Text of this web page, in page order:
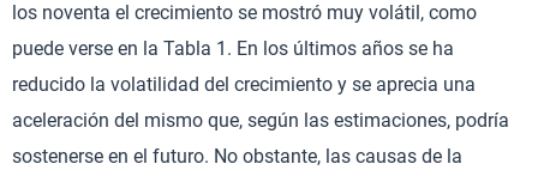
los noventa el crecimiento se mostró muy volátil, como
puede verse en la Tabla 1. En los últimos años se ha
reducido la volatilidad del crecimiento y se aprecia una
aceleración del mismo que, según las estimaciones, podría
sostenerse en el futuro. No obstante, las causas de la